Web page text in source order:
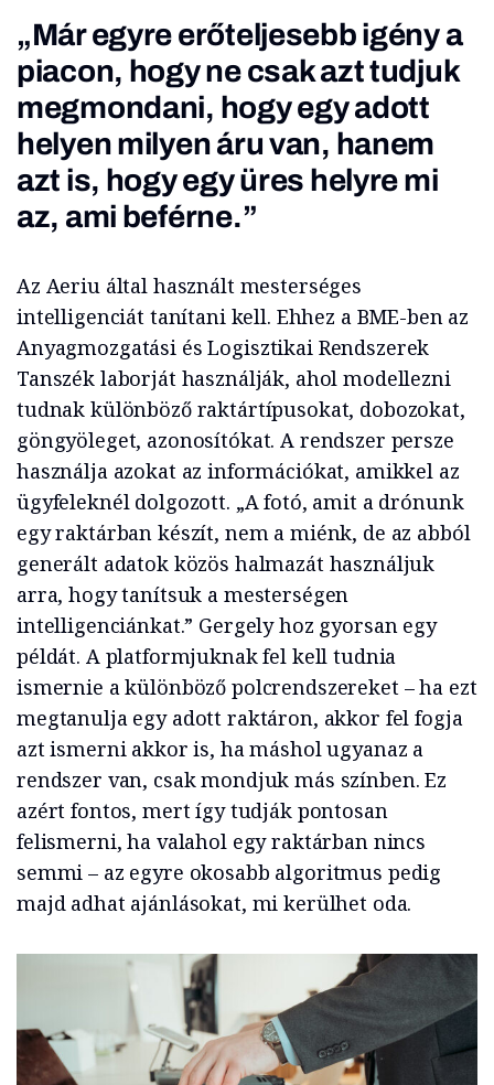
„Már egyre erőteljesebb igény a
piacon, hogy ne csak azt tudjuk
megmondani, hogy egy adott
helyen milyen áru van, hanem
azt is, hogy egy üres helyre mi
az, ami beférne.”
Az Aeriu által használt mesterséges
intelligenciát tanítani kell. Ehhez a BME-ben az
Anyagmozgatási és Logisztikai Rendszerek
Tanszék laborját használják, ahol modellezni
tudnak különböző raktártípusokat, dobozokat,
göngyöleget, azonosítókat. A rendszer persze
használja azokat az információkat, amikkel az
ügyfeleknél dolgozott. „A fotó, amit a drónunk
egy raktárban készít, nem a miénk, de az abból
generált adatok közös halmazát használjuk
arra, hogy tanítsuk a mesterségen
intelligenciánkat.” Gergely hoz gyorsan egy
példát. A platformjuknak fel kell tudnia
ismernie a különböző polcrendszereket – ha ezt
megtanulja egy adott raktáron, akkor fel fogja
azt ismerni akkor is, ha máshol ugyanaz a
rendszer van, csak mondjuk más színben. Ez
azért fontos, mert így tudják pontosan
felismerni, ha valahol egy raktárban nincs
semmi – az egyre okosabb algoritmus pedig
majd adhat ajánlásokat, mi kerülhet oda.